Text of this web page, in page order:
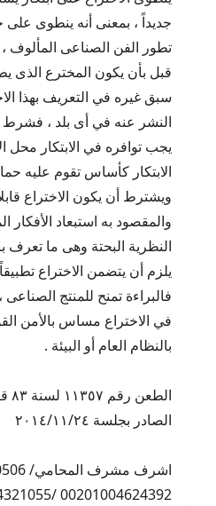
جديداً ، بمعنى أنه ينطوى على
تطور الفن الصناعى المألوف
قبل بأن يكون المخترع الذى
سبق غيره في التعريف بهذا
النشر عنه في أى بلد ، فشرط
يجب توافره في الابتكار محل
الابتكار كأساس تقوم عليه
ويشترط أن يكون الاختراع
والمقصود به استبعاد الأفكار
النظرية البحتة وهى ما تعرف
يلزم أن يتضمن الاختراع
فالبراءة تمنح للمنتج
في الاختراع مساس بالأمن
بالنظام العام أو البيئة .
الطعن رقم ١١٣٥٧ لسنة ٨٣ قضائية
الصادر بجلسة ٢٠١٤/١١/٢٤
00201004624392 /00201224321055 /